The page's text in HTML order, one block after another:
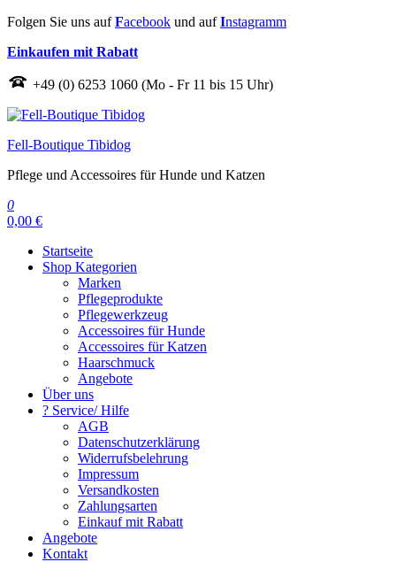
Zum
springen
Folgen Sie uns aufFacebook und aufInstagramm
Einkaufen mit Rabatt
+49 (0) 6253 1060 (Mo - Fr 11 bis 15 Uhr)
Fell-Boutique Tibidog
Pflege und Accessoires für Hunde und Katzen
0
0,00 €
Startseite
Shop Kategorien
Marken
Pflegeprodukte
Pflegewerkzeug
Accessoires für Hunde
Accessoires für Katzen
Haarschmuck
Angebote
Über uns
? Service/ Hilfe
AGB
Datenschutzerklärung
Widerrufsbelehrung
Impressum
Versandkosten
Zahlungsarten
Einkauf mit Rabatt
Angebote
Kontakt